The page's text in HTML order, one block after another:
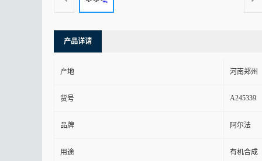
产品详请
产地 河南郑州
货号 A245339
品牌 阿尔法
用途 有机合成